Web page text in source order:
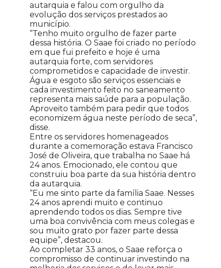
autarquia e falou com orgulho da
evolução dos serviços prestados ao
município.
“Tenho muito orgulho de fazer parte
dessa história. O Saae foi criado no período
em que fui prefeito e hoje é uma
autarquia forte, com servidores
comprometidos e capacidade de investir.
Água e esgoto são serviços essenciais e
cada investimento feito no saneamento
representa mais saúde para a população.
Aproveito também para pedir que todos
economizem água neste período de seca”,
disse.
Entre os servidores homenageados
durante a comemoração estava Francisco
José de Oliveira, que trabalha no Saae há
24 anos. Emocionado, ele contou que
construiu boa parte da sua história dentro
da autarquia.
“Eu me sinto parte da família Saae. Nesses
24 anos aprendi muito e continuo
aprendendo todos os dias. Sempre tive
uma boa convivência com meus colegas e
sou muito grato por fazer parte dessa
equipe”, destacou.
Ao completar 33 anos, o Saae reforça o
compromisso de continuar investindo na